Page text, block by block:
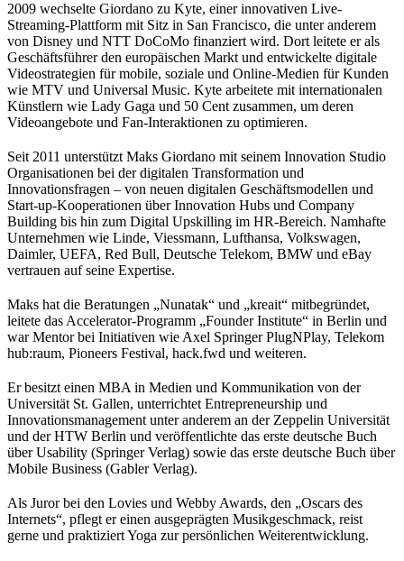
2009 wechselte Giordano zu Kyte, einer innovativen Live-
Streaming-Plattform mit Sitz in San Francisco, die unter anderem
von Disney und NTT DoCoMo finanziert wird. Dort leitete er als
Geschäftsführer den europäischen Markt und entwickelte digitale
Videostrategien für mobile, soziale und Online-Medien für Kunden
wie MTV und Universal Music. Kyte arbeitete mit internationalen
Künstlern wie Lady Gaga und 50 Cent zusammen, um deren
Videoangebote und Fan-Interaktionen zu optimieren.
Seit 2011 unterstützt Maks Giordano mit seinem Innovation Studio
Organisationen bei der digitalen Transformation und
Innovationsfragen – von neuen digitalen Geschäftsmodellen und
Start-up-Kooperationen über Innovation Hubs und Company
Building bis hin zum Digital Upskilling im HR-Bereich. Namhafte
Unternehmen wie Linde, Viessmann, Lufthansa, Volkswagen,
Daimler, UEFA, Red Bull, Deutsche Telekom, BMW und eBay
vertrauen auf seine Expertise.
Maks hat die Beratungen „Nunatak“ und „kreait“ mitbegründet,
leitete das Accelerator-Programm „Founder Institute“ in Berlin und
war Mentor bei Initiativen wie Axel Springer PlugNPlay, Telekom
hub:raum, Pioneers Festival, hack.fwd und weiteren.
Er besitzt einen MBA in Medien und Kommunikation von der
Universität St. Gallen, unterrichtet Entrepreneurship und
Innovationsmanagement unter anderem an der Zeppelin Universität
und der HTW Berlin und veröffentlichte das erste deutsche Buch
über Usability (Springer Verlag) sowie das erste deutsche Buch über
Mobile Business (Gabler Verlag).
Als Juror bei den Lovies und Webby Awards, den „Oscars des
Internets“, pflegt er einen ausgeprägten Musikgeschmack, reist
gerne und praktiziert Yoga zur persönlichen Weiterentwicklung.